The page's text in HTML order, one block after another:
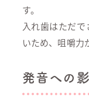
す。
入れ歯はただ
いため、咀嚼力
発音への